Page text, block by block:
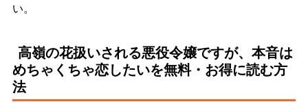
い。
高嶺の花扱いされる悪役令嬢ですが、本音は
めちゃくちゃ恋したいを無料・お得に読む方
法